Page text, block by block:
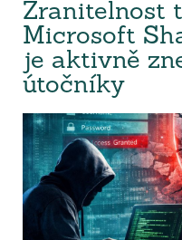
Zranitelnost
Microsoft
je aktivně
útočníky